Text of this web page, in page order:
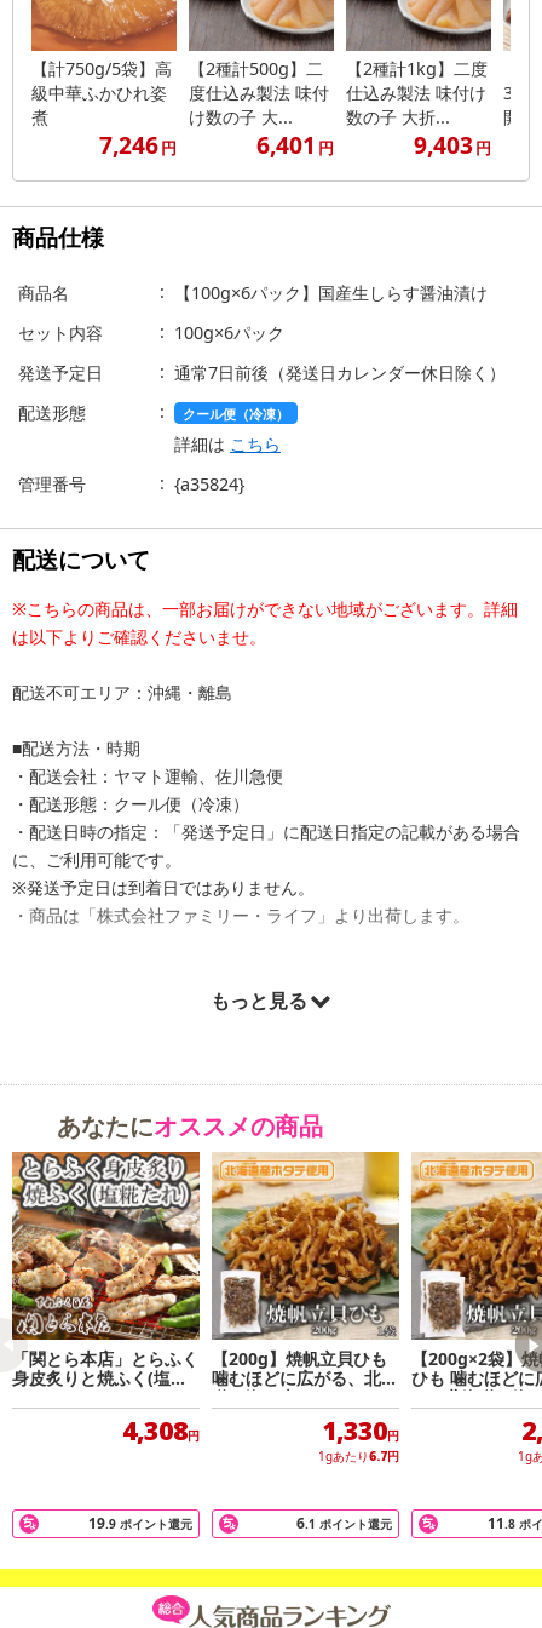
【計750g/5袋】高
級中華ふかひれ姿
煮
7,246円
【2種計500g】二
度仕込み製法 味付
け数の子 大...
6,401 円
【2種計1kg】二度
仕込み製法 味付け
数の子 大折...
9,403円
3袋
開
商品仕様
商品名
【100g×6パック】国産生しらす醤油漬け
セット内容
100g×6パック
発送予定日
通常7日前後（発送日カレンダー休日除く）
配送形態
クール便（冷凍）
詳細は こちら
管理番号
{a35824}
配送について
※こちらの商品は、一部お届けができない地域がございます。詳細
は以下よりご確認くださいませ。
配送不可エリア：沖縄・離島
■配送方法・時期
・配送会社：ヤマト運輸、佐川急便
・配送形態：クール便（冷凍）
・配送日時の指定：「発送予定日」に配送日指定の記載がある場合
に、ご利用可能です。
※発送予定日は到着日ではありません。
・商品は「株式会社ファミリー・ライフ」より出荷します。
【栄養成分表示】(100gあたり) エネルギー95kcal、たんぱく質14.
1g、脂質1.5g、炭水化物6.2g、食塩相当量2.79g ※推定値
もっと見る
あなたにオススメの商品
「関とら本店」とらふく
身皮炙りと焼ふく(塩麹
4,308円
19.9 ポイント還元
【200g】焼帆立貝ひも
噛むほどに広がる、北海
道の海の恵み。
1,330円
1gあたり6.7円
6.1 ポイント還元
【200g×2袋】
ひも 噛むほどに
る、北海道の海
1g
11 .8 ポ